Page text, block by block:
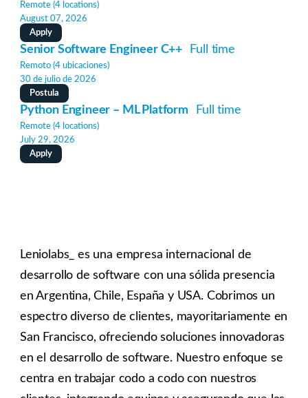
Remote (4 locations)
August 07, 2026
Apply
Senior Software Engineer C++ Full time
Remoto (4 ubicaciones)
30 de julio de 2026
Postula
Python Engineer – ML Platform Full time
Remote (4 locations)
July 29, 2026
Apply
Leniolabs_ es una empresa internacional de
desarrollo de software con una sólida presencia
en Argentina, Chile, España y USA. Cobrimos un
espectro diverso de clientes, mayoritariamente en
San Francisco, ofreciendo soluciones innovadoras
en el desarrollo de software. Nuestro enfoque se
centra en trabajar codo a codo con nuestros